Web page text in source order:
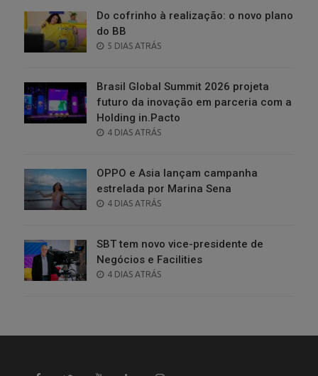
Do cofrinho à realização: o novo plano
do BB
POSTED
5 DIAS ATRÁS
Brasil Global Summit 2026 projeta
futuro da inovação em parceria com a
Holding in.Pacto
POSTED
4 DIAS ATRÁS
OPPO e Asia lançam campanha
estrelada por Marina Sena
POSTED
4 DIAS ATRÁS
SBT tem novo vice-presidente de
Negócios e Facilities
POSTED
4 DIAS ATRÁS